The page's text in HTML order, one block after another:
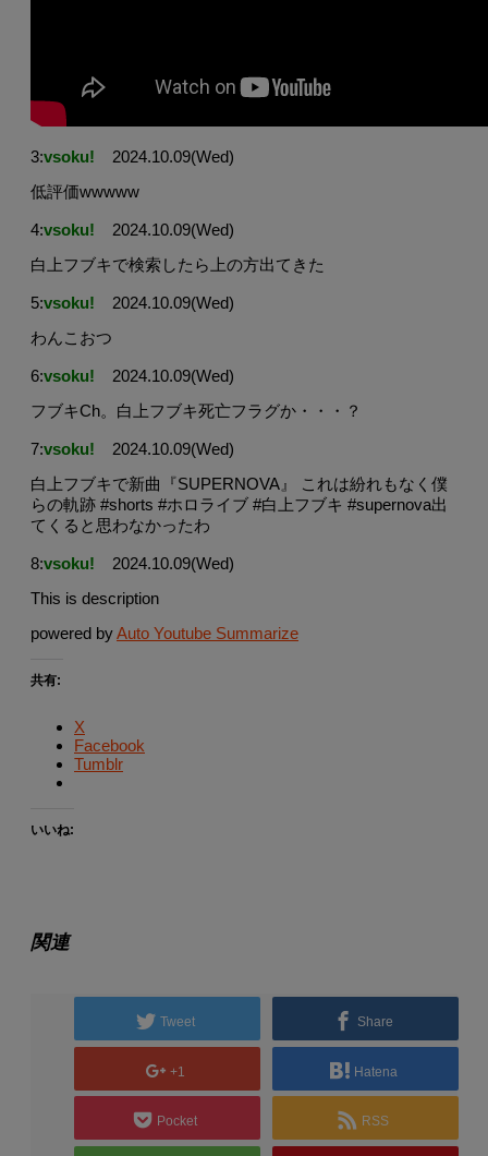
3:vsoku!
2024.10.09(Wed)
低評価wwwww
4:vsoku!
2024.10.09(Wed)
白上フブキで検索したら上の方出てきた
5:vsoku!
2024.10.09(Wed)
わんこおつ
6:vsoku!
2024.10.09(Wed)
フブキCh。白上フブキ死亡フラグか・・・？
7:vsoku!
2024.10.09(Wed)
白上フブキで新曲『SUPERNOVA』 これは紛れもなく僕
らの軌跡 #shorts #ホロライブ #白上フブキ #supernova出
てくると思わなかったわ
8:vsoku!
2024.10.09(Wed)
This is description
powered byAuto Youtube Summarize
共有:
X
Facebook
Tumblr
いいね:
関連
Tweet Share
+1 Hatena
Pocket RSS